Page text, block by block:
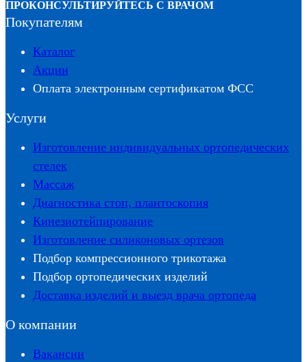
ПРОКОНСУЛЬТИРУЙТЕСЬ С ВРАЧОМ
Покупателям
Каталог
Акции
Оплата электронным сертификатом ФСС
Услуги
Изготовление индивидуальных ортопедических
стелек
Массаж
Диагностика стоп, плантоскопия
Кинезиотейпирование
Изготовление силиконовых ортезов
Подбор компрессионного трикотажа
Подбор ортопедических изделий
Доставка изделий и выезд врача ортопеда
О компании
Вакансии